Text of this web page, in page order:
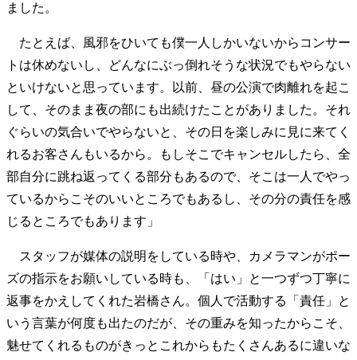
ました。
たとえば、風邪をひいても僕一人しかいないからコンサー
トは休めないし、どんなにぶっ倒れそうな状況でもやらない
といけないと思っています。以前、昼の公演で肉離れを起こ
して、そのまま夜の部にも出続けたことがありました。それ
ぐらいの気合いでやらないと、その日を楽しみに見に来てく
れるお客さんもいるから。もしそこでキャンセルしたら、全
部自分に跳ね返ってくる部分もあるので、そこは一人でやっ
ているからこそのいいところでもあるし、その分の責任を感
じるところでもあります」
スタッフが媒体の説明をしている時や、カメラマンがポー
ズの指示をお願いしている時も、「はい」と一つずつ丁寧に
返事をかえしてくれた岩橋さん。個人で活動する「責任」と
いう言葉が何度も出たのだが、その重みを知ったからこそ、
魅せてくれるものがきっとこれからもたくさんあるに違いな